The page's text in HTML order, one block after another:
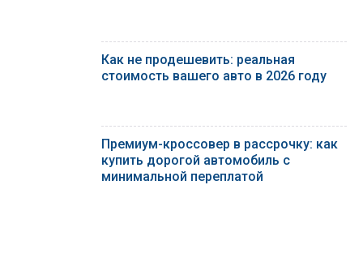
Как не продешевить: реальная
стоимость вашего авто в 2026 году
Премиум-кроссовер в рассрочку: как
купить дорогой автомобиль с
минимальной переплатой